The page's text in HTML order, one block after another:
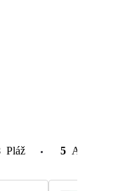
Pláž 5 Atrakcie v